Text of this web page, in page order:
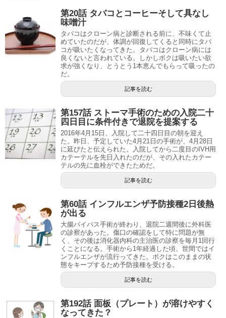
第20話 タバコとコーヒーそして具なし
味噌汁
タバコはクローン病と診断される前に、不味くて止
めていたのだが、体調が回復してくると同時にタバ
コが吸いたくなってきた。タバコはクローン病には
良くないと言われている。しかしボクは吸いたい欲
求が強くなり、とうとう1本恵んでもらって吸ったの
だ。
記事を読む
第157話 ストーマ手術のための入院二十
四日目に条件付きで退院を提案する
2016年4月15日、入院して二十四日目の朝を迎え
た。昨日、予定していた4月21日の手術が、4月28日
に延びたと伝えられた。入院してから二度目のIVH用
カテーテルを先日入れたのだが、その入れたカテー
テルの先に血栓ができたためだ。
記事を読む
第60話 インフルエンザ予防接種2日後熱
が出る
大腸バイパス手術が終わり、退院二週間後に外科医
の診察があった。傷口の確認をして特に問題が無
く、その後は消化器内科の主治医の診察を毎月1回行
くことになる。手術から1年経過した頃、世間ではイ
ンフルエンザが流行ってきた。ボクはこのままの状
態をキープするため予防接種を受ける。
記事を読む
第192話 面板（プレート）が溶けやすく
なってきた？